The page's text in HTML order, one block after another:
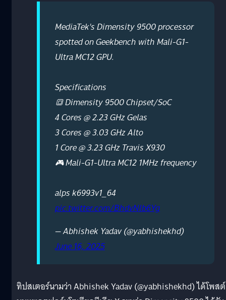
MediaTek's Dimensity 9500 processor
spotted on Geekbench with Mali-G1-
Ultra MC12 GPU.
Specifications
🔳 Dimensity 9500 Chipset/SoC
4 Cores @ 2.23 GHz Gelas
3 Cores @ 3.03 GHz Alto
1 Core @ 3.23 GHz Travis X930
🎮 Mali-G1-Ultra MC12 1MHz frequency
alps k6993v1_64
pic.twitter.com/BhdvNlb6Yg
— Abhishek Yadav (@yabhishekhd)
June 16, 2025
ทิปสเตอร์นามว่า Abhishek Yadav (@yabhishekhd) ได้โพสต์